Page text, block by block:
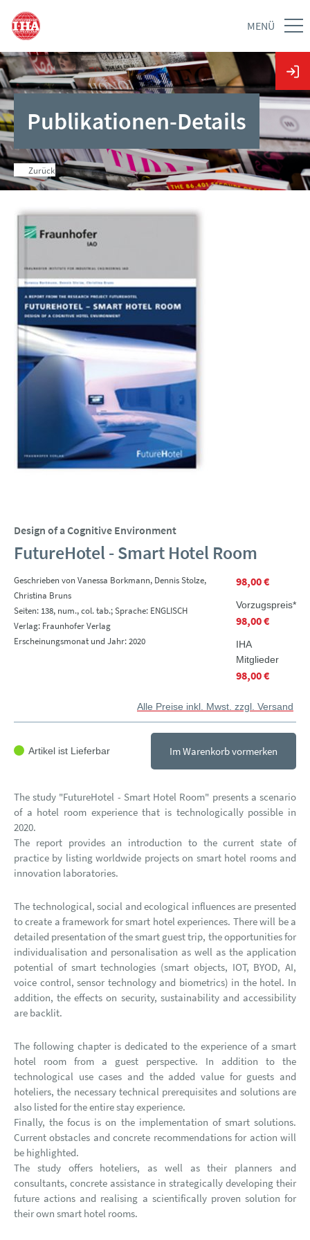
MENÜ
Publikationen-Details
Zurück
Design of a Cognitive Environment
FutureHotel - Smart Hotel Room
Geschrieben von Vanessa Borkmann, Dennis Stolze,
Christina Bruns
Seiten: 138, num., col. tab.; Sprache: ENGLISCH
Verlag: Fraunhofer Verlag
Erscheinungsmonat und Jahr: 2020
98,00 €
Vorzugspreis*
98,00 €
IHA
Mitglieder
98,00 €
Alle Preise inkl. Mwst. zzgl. Versand
Artikel ist Lieferbar Im Warenkorb vormerken
The study "FutureHotel - Smart Hotel Room" presents a scenario
of a hotel room experience that is technologically possible in
2020.
The report provides an introduction to the current state of
practice by listing worldwide projects on smart hotel rooms and
innovation laboratories.
The technological, social and ecological influences are presented
to create a framework for smart hotel experiences. There will be a
detailed presentation of the smart guest trip, the opportunities for
individualisation and personalisation as well as the application
potential of smart technologies (smart objects, IOT, BYOD, AI,
voice control, sensor technology and biometrics) in the hotel. In
addition, the effects on security, sustainability and accessibility
are backlit.
The following chapter is dedicated to the experience of a smart
hotel room from a guest perspective. In addition to the
technological use cases and the added value for guests and
hoteliers, the necessary technical prerequisites and solutions are
also listed for the entire stay experience.
Finally, the focus is on the implementation of smart solutions.
Current obstacles and concrete recommendations for action will
be highlighted.
The study offers hoteliers, as well as their planners and
consultants, concrete assistance in strategically developing their
future actions and realising a scientifically proven solution for
their own smart hotel rooms.